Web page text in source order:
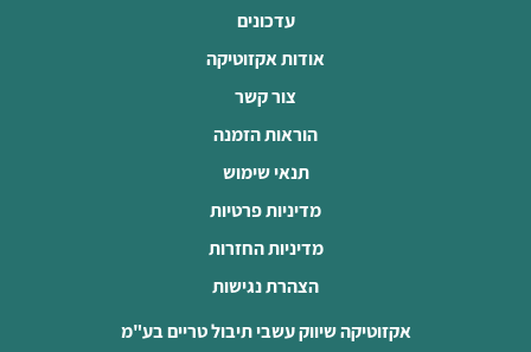
עדכונים
אודות אקזוטיקה
צור קשר
הוראות הזמנה
תנאי שימוש
מדיניות פרטיות
מדיניות החזרות
הצהרת נגישות
אקזוטיקה שיווק עשבי תיבול טריים בע"מ